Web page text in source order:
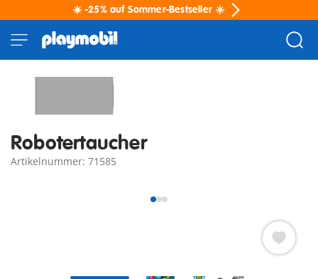
☀️ -25% auf Sommer-Bestseller ☀️
Robotertaucher
Artikelnummer: 71585